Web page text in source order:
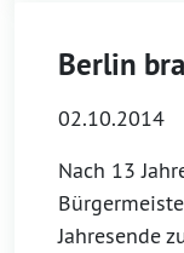
Berlin
02.10.2014
Nach 13
Jahresende